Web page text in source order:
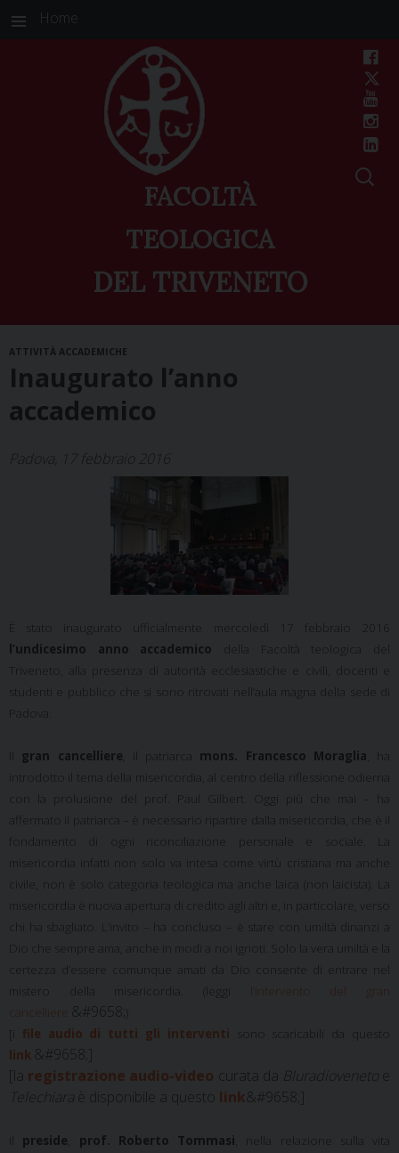
Home
FACOLTÀ
TEOLOGICA
DEL TRIVENETO
to
content
ATTIVITÀ ACCADEMICHE
Inaugurato l’anno
accademico
Padova, 17 febbraio 2016
È stato inaugurato ufficialmente mercoledì 17 febbraio 2016
l’undicesimo anno accademico
della Facoltà teologica del
Triveneto, alla presenza di autorità ecclesiastiche e civili, docenti e
studenti e pubblico che si sono ritrovati nell’aula magna della sede di
Padova.
gran cancelliere , il patriarca mons. Francesco Moraglia
introdotto il tema della misericordia, al centro della riflessione odierna
con la prolusione del prof. Paul Gilbert. Oggi più che mai – ha
affermato il patriarca – è necessario ripartire dalla misericordia, che è il
fondamento di ogni riconciliazione personale e sociale. La
misericordia infatti non solo va intesa come virtù cristiana ma anche
civile, non è solo categoria teologica ma anche laica (non laicista). La
misericordia è nuova apertura di credito agli altri e, in particolare, verso
chi ha sbagliato. L’invito – ha concluso – è stare con umiltà dinanzi a
Dio che sempre ama, anche in modi a noi ignoti. Solo la vera umiltà e la
certezza d’essere comunque amati da Dio consente di entrare nel
mistero della misericordia. (leggi
l’intervento del gran
cancelliere
&#9658;
file audio di tutti gli interventi
sono scaricabili da questo
link &#9658;]
[la registrazione audio-video curata da Bluradioveneto e
Telechiara è disponibile a questo link &#9658;]
preside prof. Roberto Tommasi , nella relazione sulla vita